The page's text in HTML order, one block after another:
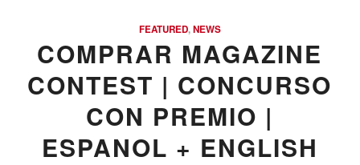
FEATURED,NEWS
COMPRAR MAGAZINE
CONTEST | CONCURSO
CON PREMIO |
ESPANOL + ENGLISH